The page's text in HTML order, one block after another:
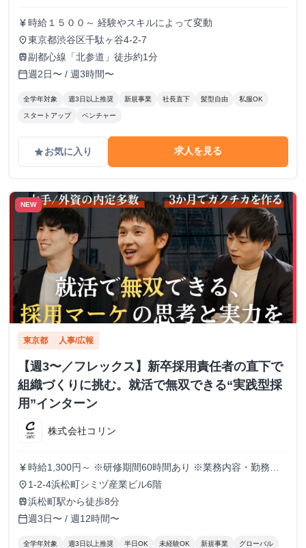
currency_yen 時給１５００～ 経験やスキルによって変動
place東京都渋谷区千駄ヶ谷4-2-7
train副都心線「北参道」徒歩約1分
calendar_today週2日〜 / 週3時間〜
全学年対象 週3日以上推奨 新規事業 社長直下 髪型自由 私服OK
スタートアップ ベンチャー
gradeお気に入り 求人を見る
NEW
東京都 人事/広報
【週3〜／フレックス】新卒採用責任者の直下で
組織づくりに挑む。就活で無双できる“実践型採
用”インターン
株式会社コリン
currency_yen 時給1,300円～ ※研修期間60時間あり ※業務内容・勤務状
況により決定
place 1-2-4浜松町シミヅ産業ビル6階
train浜松町駅から徒歩8分
calendar_today週3日〜 / 週12時間〜
全学年対象 週3日以上推奨 半日OK 未経験OK 新規事業 グローバル